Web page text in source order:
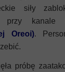
siły
przy kanale
Oreoi).
próbę